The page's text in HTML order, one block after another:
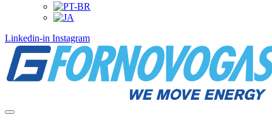
Linkedin-in Instagram